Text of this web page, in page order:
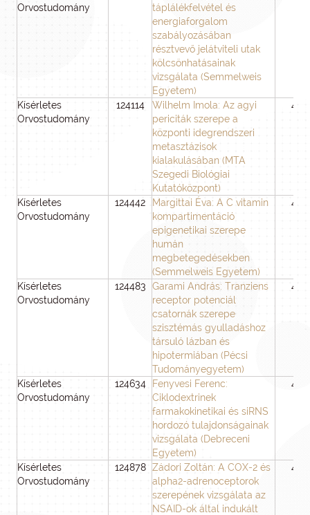
Orvostudomány
táplálékfelvétel és
energiaforgalom
szabályozásában
résztvevő jelátviteli utak
kölcsönhatásainak
vizsgálata (Semmelweis
Egyetem)
Kísérletes
Orvostudomány
124114
Wilhelm Imola: Az agyi
periciták szerepe a
központi idegrendszeri
metasztázisok
kialakulásában (MTA
Szegedi Biológiai
Kutatóközpont)
48
Kísérletes
Orvostudomány
124442
Margittai Éva: A C vitamin
kompartimentáció
epigenetikai szerepe
humán
megbetegedésekben
(Semmelweis Egyetem)
48
Kísérletes
Orvostudomány
124483
Garami András: Tranziens
receptor potenciál
csatornák szerepe
szisztémás gyulladáshoz
társuló lázban és
hipotermiában (Pécsi
Tudományegyetem)
48
Kísérletes
Orvostudomány
124634
Fenyvesi Ferenc:
Ciklodextrinek
farmakokinetikai és siRNS
hordozó tulajdonságainak
vizsgálata (Debreceni
Egyetem)
48
Kísérletes
Orvostudomány
124878 Zádori Zoltán: A COX-2 és
alpha2-adrenoceptorok
szerepének vizsgálata az
NSAID-ok által indukált
48